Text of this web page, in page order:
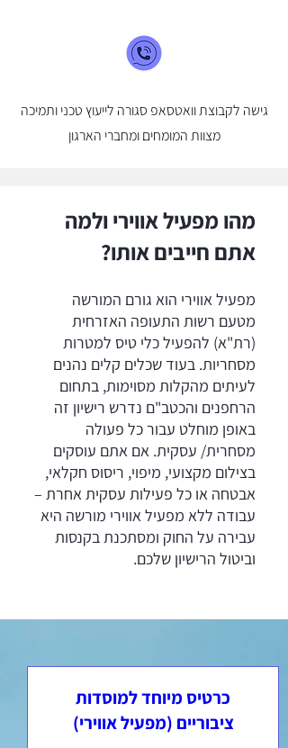
גישה לקבוצת וואטסאפ סגורה לייעוץ טכני ותמיכה
מצוות המומחים ומחברי הארגון
מהו מפעיל אווירי ולמה
אתם חייבים אותו?
מפעיל אווירי הוא גורם המורשה
מטעם רשות התעופה האזרחית
(רת"א) להפעיל כלי טיס למטרות
מסחריות. בעוד שכלים קלים נהנים
לעיתים מהקלות מסוימות, בתחום
הרחפנים והכטב"ם נדרש רישיון זה
באופן מוחלט עבור כל פעולה
מסחרית/ עסקית. אם אתם עוסקים
בצילום מקצועי, מיפוי, ריסוס חקלאי,
אבטחה או כל פעילות עסקית אחרת –
עבודה ללא מפעיל אווירי מורשה היא
עבירה על החוק ומסתכנת בקנסות
וביטול הרישיון שלכם.
כרטיס מיוחד למוסדות
ציבוריים (מפעיל אווירי)